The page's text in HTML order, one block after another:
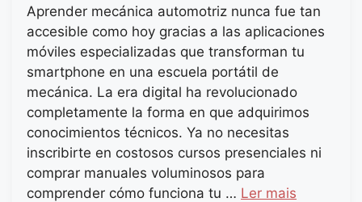
Aprender mecánica automotriz nunca fue tan
accesible como hoy gracias a las aplicaciones
móviles especializadas que transforman tu
smartphone en una escuela portátil de
mecánica. La era digital ha revolucionado
completamente la forma en que adquirimos
conocimientos técnicos. Ya no necesitas
inscribirte en costosos cursos presenciales ni
comprar manuales voluminosos para
comprender cómo funciona tu … Ler mais